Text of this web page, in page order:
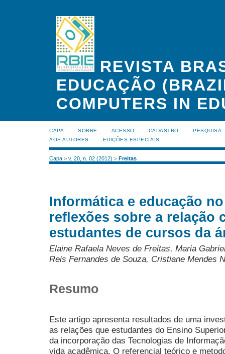
REVISTA
EDUCAÇÃO
COMPUTERS IN
CAPA SOBRE ACESSO CADASTRO
PESQUISA
AOS AUTORES
EDIÇÕES ESPECIAIS
Capa > v. 20, n. 02 (2012) > Freitas
Informática e educação
reflexões sobre a relação
estudantes de cursos da
Elaine Rafaela Neves de Freitas, Maria
Reis Fernandes de Souza, Cristiane Mendes
Resumo
Este artigo apresenta resultados de uma
as relações que estudantes do Ensino
da incorporação das Tecnologias de
vida acadêmica. O referencial teórico e